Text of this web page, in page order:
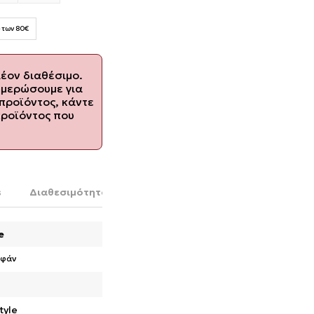
των 80€
διαθέσιμο.
για
κάντε
που
Διαθεσιμότητα στο κατάστημα